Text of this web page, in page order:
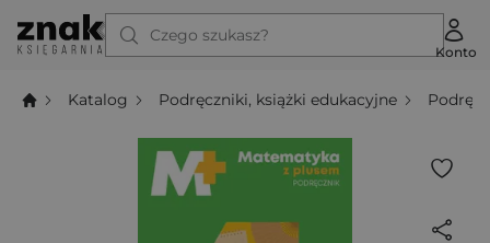
Czego szukasz?
Konto
Katalog Podręczniki, książki edukacyjne